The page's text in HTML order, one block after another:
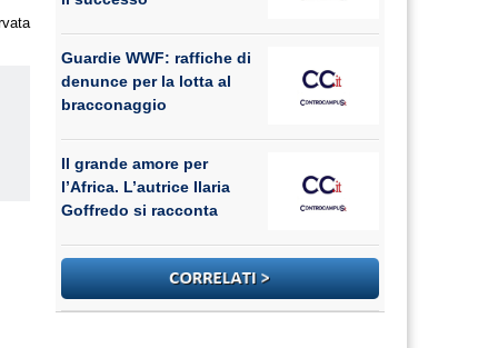
Guardie WWF: raffiche di
denunce per la lotta al
bracconaggio
Il grande amore per
l’Africa. L’autrice Ilaria
Goffredo si racconta